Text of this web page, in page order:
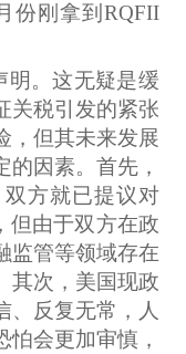
份刚拿到RQFII
明。这无疑是缓
关税引发的紧张
，但其未来发展
因素。首先，
方就已提议对
但由于双方在政
监管等领域存在
其次，美国现政
、反复无常，人
会更加审慎，